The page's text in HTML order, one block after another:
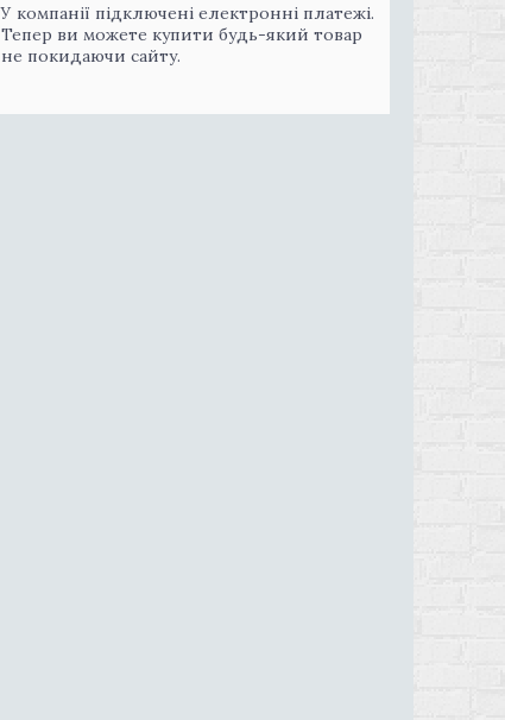
У компанії підключені електронні платежі.
Тепер ви можете купити будь-який товар
не покидаючи сайту.